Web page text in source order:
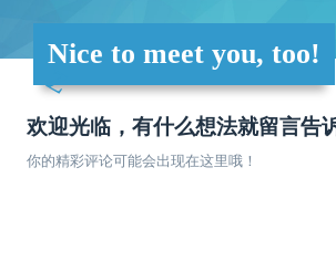
Nice to meet you, too!
欢迎光临，有什么想法就留言告
你的精彩评论可能会出现在这里哦！